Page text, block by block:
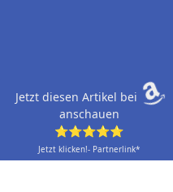
Jetzt diesen Artikel bei
anschauen
⭐⭐⭐⭐⭐
Jetzt klicken!- Partnerlink*